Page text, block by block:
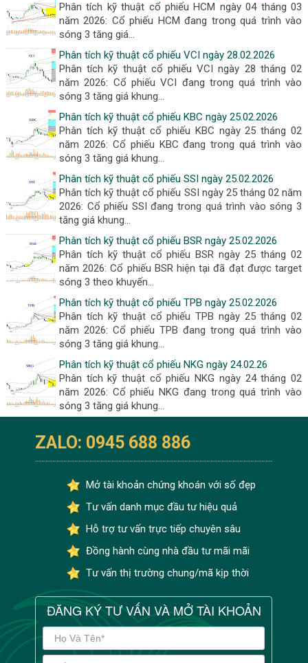
Phân tích kỹ thuật cổ phiếu HCM ngày 04 tháng 03
năm 2026: Cổ phiếu HCM đang trong quá trình vào
sóng 3 tăng giá...
Phân tích kỹ thuật cổ phiếu VCI ngày 28.02.2026
Phân tích kỹ thuật cổ phiếu VCI ngày 28 tháng 02
năm 2026: Cổ phiếu VCI đang trong quá trình vào
sóng 3 tăng giá khung...
Phân tích kỹ thuật cổ phiếu KBC ngày 25.02.2026
Phân tích kỹ thuật cổ phiếu KBC ngày 25 tháng 02
năm 2026: Cổ phiếu KBC đang trong quá trình vào
sóng 3 tăng giá khung...
Phân tích kỹ thuật cổ phiếu SSI ngày 25.02.2026
Phân tích kỹ thuật cổ phiếu SSI ngày 25 tháng 02 năm
2026: Cổ phiếu SSI đang trong quá trình vào sóng 3
tăng giá khung...
Phân tích kỹ thuật cổ phiếu BSR ngày 25.02.2026
Phân tích kỹ thuật cổ phiếu BSR ngày 25 tháng 02
năm 2026: Cổ phiếu BSR hiện tại đã đạt được target
sóng 3 theo khuyến...
Phân tích kỹ thuật cổ phiếu TPB ngày 25.02.2026
Phân tích kỹ thuật cổ phiếu TPB ngày 25 tháng 02
năm 2026: Cổ phiếu TPB đang trong quá trình vào
sóng 3 tăng giá khung...
Phân tích kỹ thuật cổ phiếu NKG ngày 24.02.26
Phân tích kỹ thuật cổ phiếu NKG ngày 24 tháng 02
năm 2026: Cổ phiếu NKG đang trong quá trình vào
sóng 3 tăng giá khung...
ZALO: 0945 688 886
Mở tài khoản chứng khoán với số đẹp
Tư vấn danh mục đầu tư hiệu quả
Hỗ trợ tư vấn trực tiếp chuyên sâu
Đồng hành cùng nhà đầu tư mãi mãi
Tư vấn thị trường chung/mã kịp thời
ĐĂNG KÝ TƯ VẤN VÀ MỞ TÀI KHOẢN